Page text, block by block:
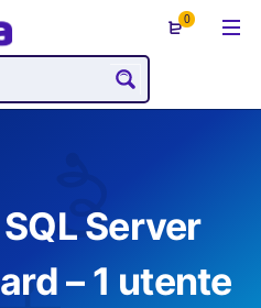
0
Server
– 1 utente